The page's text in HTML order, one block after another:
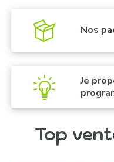
Nos
Je
Top